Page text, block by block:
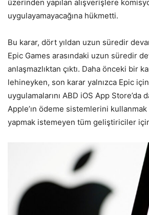
üzerinden yapılan alışverişlere
uygulayamayacağına hükmetti.
Bu karar, dört yıldan uzun süredir
Epic Games arasındaki uzun süredir
anlaşmazlıktan çıktı. Daha önceki bir
lehineyken, son karar yalnızca Epic
uygulamalarını ABD iOS App Store’da
Apple’ın ödeme sistemlerini
yapmak istemeyen tüm geliştiriciler